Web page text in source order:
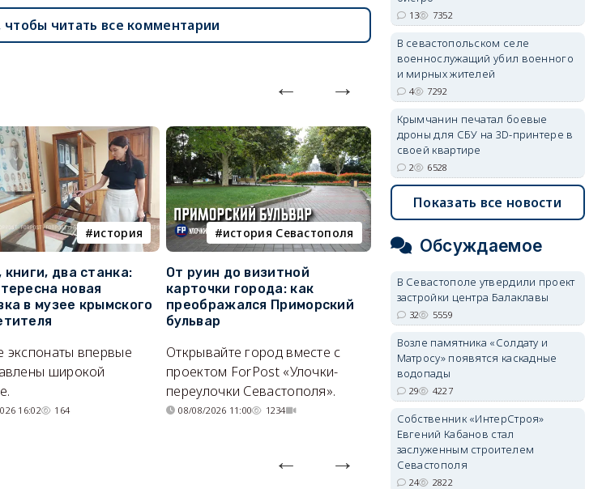
чтобы читать все комментарии
история
книги, два станка:
новая
в музее крымского
экспонаты впервые
широкой
16:02 164
история Севастополя
От руин до визитной
карточки города: как
преображался Приморский
бульвар
Открывайте город вместе с
проектом ForPost «Улочки-
переулочки Севастополя».
08/08/2026 11:00 1234
ЮФО по падению
строительства, но с одним
позитивным нюансом
Кризис ударил по регионам
совершенно по-разному.
07/08/2026 20:02
13 7352
В севастопольском селе
военнослужащий убил военного
и мирных жителей
4 7292
Крымчанин печатал боевые
дроны для СБУ на 3D-принтере в
своей квартире
2 6528
Показать все новости
Обсуждаемое
В Севастополе утвердили проект
застройки центра Балаклавы
32 5559
Возле памятника «Солдату и
Матросу» появятся каскадные
водопады
29 4227
Собственник «ИнтерСтроя»
Евгений Кабанов стал
заслуженным строителем
Севастополя
24 2822